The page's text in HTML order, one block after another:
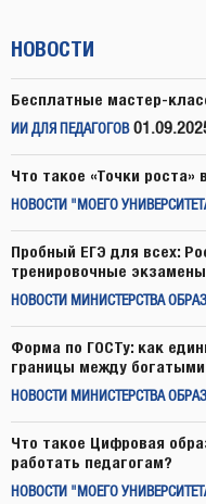
НОВОСТИ
Бесплатные мастер-
ИИ ДЛЯ ПЕДАГОГОВ
Что такое «Точки
НОВОСТИ "МОЕГО
Пробный ЕГЭ для всех:
тренировочные
НОВОСТИ МИНИСТЕРСТВА
Форма по ГОСТу: как
границы между
НОВОСТИ МИНИСТЕРСТВА
Что такое Цифровая
работать педагогам?
НОВОСТИ "МОЕГО